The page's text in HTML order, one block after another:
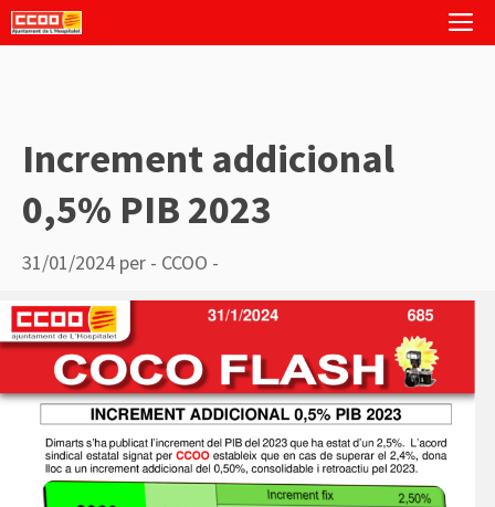
Vés
al
Increment addicional
0,5% PIB 2023
31/01/2024 per - CCOO -